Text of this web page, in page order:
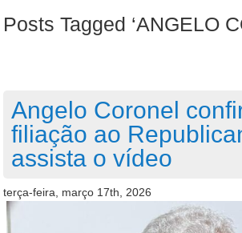
Posts Tagged ‘ANGELO
Angelo Coronel
filiação ao
assista o vídeo
terça-feira, março 17th, 2026